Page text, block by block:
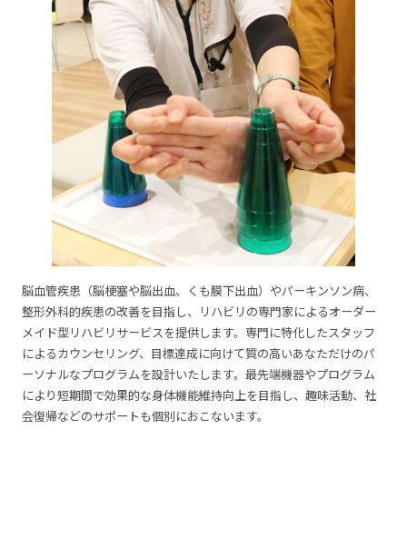
脳血管疾患（脳梗塞や脳出血、くも膜下出血）やパーキンソン病、
整形外科的疾患の改善を目指し、リハビリの専門家によるオーダー
メイド型リハビリサービスを提供します。専門に特化したスタッフ
によるカウンセリング、目標達成に向けて質の高いあなただけのパ
ーソナルなプログラムを設計いたします。最先端機器やプログラム
により短期間で効果的な身体機能維持向上を目指し、趣味活動、社
会復帰などのサポートも個別におこないます。